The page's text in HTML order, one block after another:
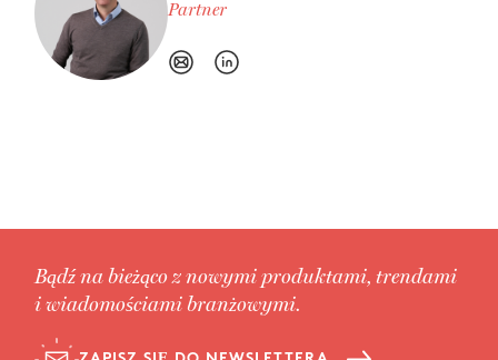
Partner
Bądź na bieżąco z nowymi produktami, trendami
i wiadomościami branżowymi.